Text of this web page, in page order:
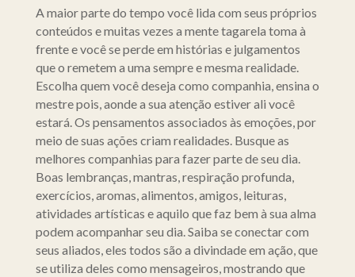
A maior parte do tempo você lida com seus próprios
conteúdos e muitas vezes a mente tagarela toma à
frente e você se perde em histórias e julgamentos
que o remetem a uma sempre e mesma realidade.
Escolha quem você deseja como companhia, ensina o
mestre pois, aonde a sua atenção estiver ali você
estará. Os pensamentos associados às emoções, por
meio de suas ações criam realidades. Busque as
melhores companhias para fazer parte de seu dia.
Boas lembranças, mantras, respiração profunda,
exercícios, aromas, alimentos, amigos, leituras,
atividades artísticas e aquilo que faz bem à sua alma
podem acompanhar seu dia. Saiba se conectar com
seus aliados, eles todos são a divindade em ação, que
se utiliza deles como mensageiros, mostrando que